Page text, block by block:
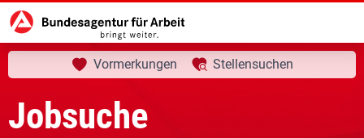
Startseite Jobsuche aktuelle Seite:
Ihre Suche
Vormerkungen Stellensuchen
Jobsuche